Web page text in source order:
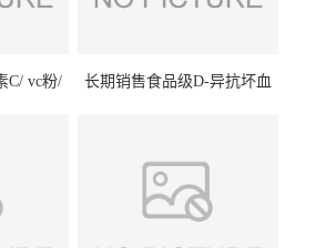
C/ vc粉/
长期销售食品级D-异抗坏血